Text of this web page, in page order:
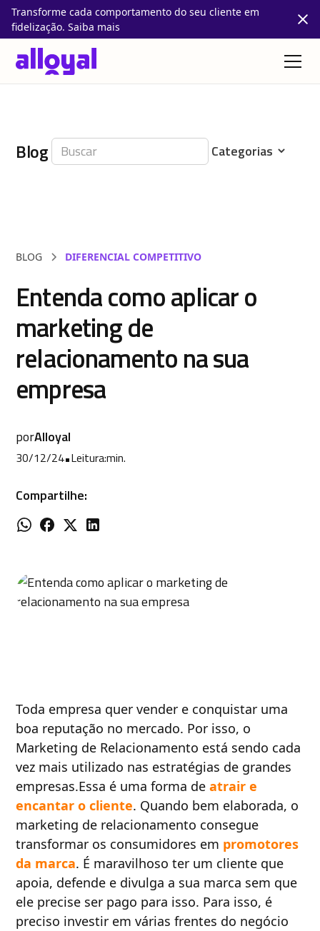
Transforme cada comportamento do seu cliente em
fidelização. Saiba mais
Blog
BLOG DIFERENCIAL COMPETITIVO
Entenda como aplicar o
marketing de
relacionamento na sua
empresa
porAlloyal
30/12/24•Leitura:min.
Compartilhe:
Toda empresa quer vender e conquistar uma
boa reputação no mercado. Por isso, o
Marketing de Relacionamento está sendo cada
vez mais utilizado nas estratégias de grandes
empresas.Essa é uma forma deatrair e
encantar o cliente. Quando bem elaborada, o
marketing de relacionamento consegue
transformar os consumidores em promotores
da marca. É maravilhoso ter um cliente que
apoia, defende e divulga a sua marca sem que
ele precise ser pago para isso. Para isso, é
preciso investir em várias frentes do negócio